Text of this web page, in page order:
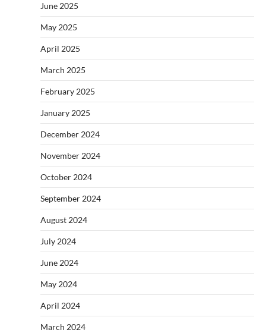
June 2025
May 2025
April 2025
March 2025
February 2025
January 2025
December 2024
November 2024
October 2024
September 2024
August 2024
July 2024
June 2024
May 2024
April 2024
March 2024